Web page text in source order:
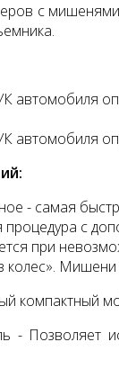
с
автомобиля
автомобиля
- самая
с
при
колес».
компактный
- Позволяет